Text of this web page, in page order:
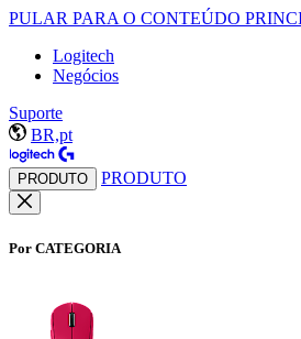
PULAR PARA O CONTEÚDO
Logitech
Negócios
Suporte
BR,pt
PRODUTO PRODUTO
Por CATEGORIA